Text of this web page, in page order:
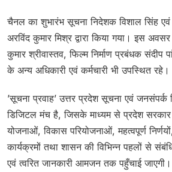
चैनल का शुभारंभ सूचना निदेशक विशाल सिंह
अरविंद कुमार मिश्र द्वारा किया गया। इस
कुमार श्रीवास्तव, फिल्म निर्माण प्रबंधक संदीप
के अन्य अधिकारी एवं कर्मचारी भी उपस्थित रहे।
’सूचना प्रवाह’ उत्तर प्रदेश सूचना एवं जनसंपर्क
डिजिटल मंच है, जिसके माध्यम से प्रदेश
योजनाओं, विकास परियोजनाओं, महत्वपूर्ण
कार्यक्रमों तथा शासन की विभिन्न पहलों से
एवं त्वरित जानकारी आमजन तक पहुँचाई जाएगी।